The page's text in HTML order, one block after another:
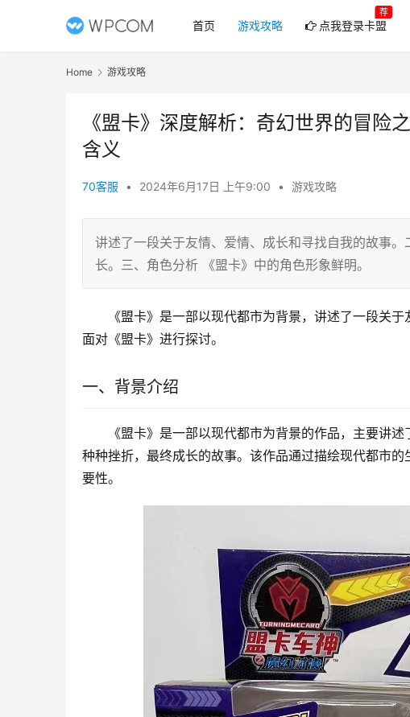
首页 游戏攻略 点我登录卡盟
荐
Home 游戏攻略
《盟卡》深度解析：奇幻世界的冒险
含义
70客服 • 2024年6月17日 上午9:00 • 游戏攻略
讲述了一段关于友情、爱情、成长和寻找自我的故事
长。三、角色分析 《盟卡》中的角色形象鲜明。
《盟卡》是一部以现代都市为背景，讲述了一段关
面对《盟卡》进行探讨。
一、背景介绍
《盟卡》是一部以现代都市为背景的作品，主要讲
种种挫折，最终成长的故事。该作品通过描绘现代都市
要性。